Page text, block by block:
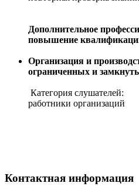
Дополнительное
повышение
Организация и
ограниченных и
Категория слушателей:
работники организаций
Контактная информация